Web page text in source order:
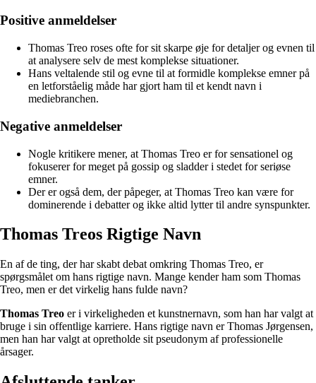
Positive anmeldelser
Thomas Treo roses ofte for sit skarpe øje for detaljer og evnen til
at analysere selv de mest komplekse situationer.
Hans veltalende stil og evne til at formidle komplekse emner på
en letforståelig måde har gjort ham til et kendt navn i
mediebranchen.
Negative anmeldelser
Nogle kritikere mener, at Thomas Treo er for sensationel og
fokuserer for meget på gossip og sladder i stedet for seriøse
emner.
Der er også dem, der påpeger, at Thomas Treo kan være for
dominerende i debatter og ikke altid lytter til andre synspunkter.
Thomas Treos Rigtige Navn
En af de ting, der har skabt debat omkring Thomas Treo, er
spørgsmålet om hans rigtige navn. Mange kender ham som Thomas
Treo, men er det virkelig hans fulde navn?
Thomas Treo er i virkeligheden et kunstnernavn, som han har valgt at
bruge i sin offentlige karriere. Hans rigtige navn er Thomas Jørgensen,
men han har valgt at opretholde sit pseudonym af professionelle
årsager.